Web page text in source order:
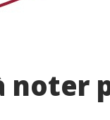
noter